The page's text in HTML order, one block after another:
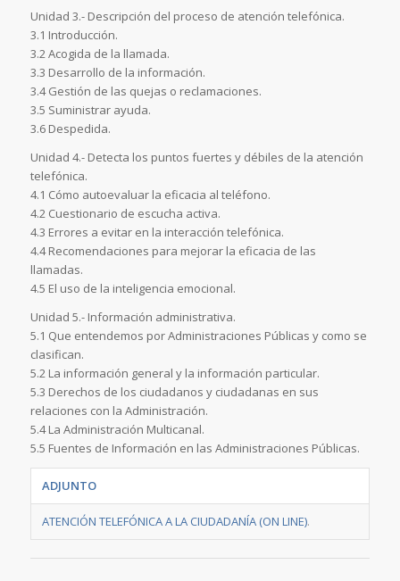
Unidad 3.- Descripción del proceso de atención telefónica.
3.1 Introducción.
3.2 Acogida de la llamada.
3.3 Desarrollo de la información.
3.4 Gestión de las quejas o reclamaciones.
3.5 Suministrar ayuda.
3.6 Despedida.
Unidad 4.- Detecta los puntos fuertes y débiles de la atención
telefónica.
4.1 Cómo autoevaluar la eficacia al teléfono.
4.2 Cuestionario de escucha activa.
4.3 Errores a evitar en la interacción telefónica.
4.4 Recomendaciones para mejorar la eficacia de las
llamadas.
4.5 El uso de la inteligencia emocional.
Unidad 5.- Información administrativa.
5.1 Que entendemos por Administraciones Públicas y como se
clasifican.
5.2 La información general y la información particular.
5.3 Derechos de los ciudadanos y ciudadanas en sus
relaciones con la Administración.
5.4 La Administración Multicanal.
5.5 Fuentes de Información en las Administraciones Públicas.
ADJUNTO
ATENCIÓN TELEFÓNICA A LA CIUDADANÍA (ON LINE).